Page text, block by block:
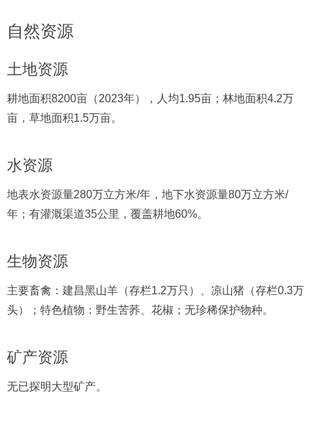
自然资源
土地资源
耕地面积8200亩（2023年），人均1.95亩；林地面积4.2万
亩，草地面积1.5万亩。
水资源
地表水资源量280万立方米/年，地下水资源量80万立方米/
年；有灌溉渠道35公里，覆盖耕地60%。
生物资源
主要畜禽：建昌黑山羊（存栏1.2万只）、凉山猪（存栏0.3万
头）；特色植物：野生苦荞、花椒；无珍稀保护物种。
矿产资源
无已探明大型矿产。